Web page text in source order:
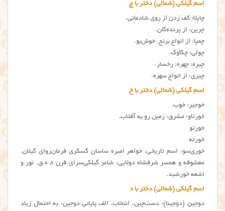
اسم گیلکی (شمالی) دختر با چ
چاپلا: کف زدن از روی شادمانی.
چرین: از پرنده‌گان.
چمپا: از انواع برنج. خوش‌بو.
چولی: چکاوک.
چیره: چهره: رخسار.
چیری: از انواع سهره.
اسم گیلکی (شمالی) دختر با خ
خوجیر: خوب.
خورتاو: مشرق: زمین رو به آفتاب.
خورتو
خورته
خوری‌سو: اسم تاریخی: خواهر امیره ساسان گسکری فرمان‌روای گیلان.
معشوقه و همسر شرفشاه دولایی: شاعر گیلکی‌سرای قرن ۸ ه.ق. نور و
اشعه خورشید.
اسم گیلکی (شمالی) دختر با د
دوجین (دوجینا): دست‌چین، انتخاب. الف پایانی دوجین، به احتمال زیاد